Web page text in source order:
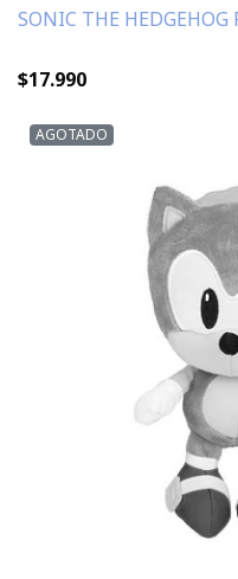
SONIC THE HEDGEHOG
$17.990
AGOTADO